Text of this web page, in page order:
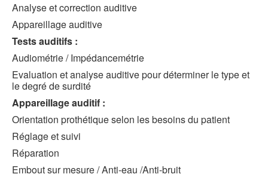
Analyse et correction auditive
Appareillage auditive
Tests auditifs :
Audiométrie / Impédancemétrie
Evaluation et analyse auditive pour déterminer le type et
le degré de surdité
Appareillage auditif :
Orientation prothétique selon les besoins du patient
Réglage et suivi
Réparation
Embout sur mesure / Anti-eau /Anti-bruit